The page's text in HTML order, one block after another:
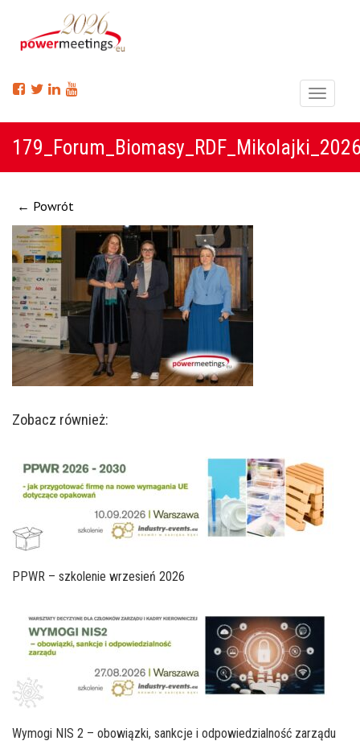
Menu
← Powrót
Zobacz również:
PPWR – szkolenie wrzesień 2026
Wymogi NIS 2 – obowiązki, sankcje i odpowiedzialność zarządu